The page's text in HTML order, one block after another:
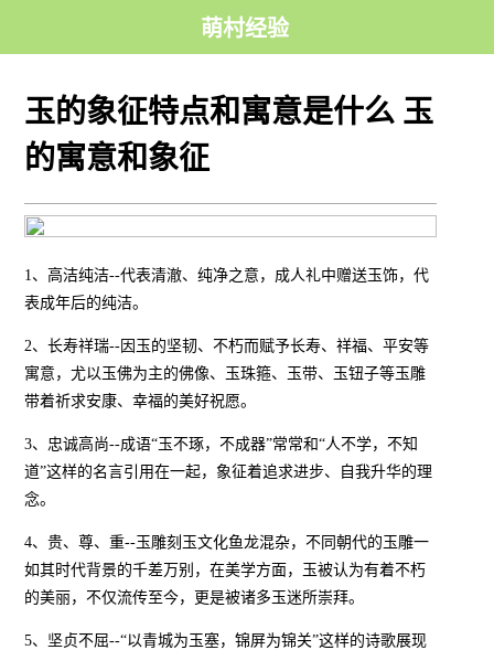
萌村经验
玉的象征特点和寓意是什么 玉
的寓意和象征
1、高洁纯洁--代表清澈、纯净之意，成人礼中赠送玉饰，代
表成年后的纯洁。
2、长寿祥瑞--因玉的坚韧、不朽而赋予长寿、祥福、平安等
寓意，尤以玉佛为主的佛像、玉珠箍、玉带、玉钮子等玉雕
带着祈求安康、幸福的美好祝愿。
3、忠诚高尚--成语“玉不琢，不成器”常常和“人不学，不知
道”这样的名言引用在一起，象征着追求进步、自我升华的理
念。
4、贵、尊、重--玉雕刻玉文化鱼龙混杂，不同朝代的玉雕一
如其时代背景的千差万别，在美学方面，玉被认为有着不朽
的美丽，不仅流传至今，更是被诸多玉迷所崇拜。
5、坚贞不屈--“以青城为玉塞，锦屏为锦关”这样的诗歌展现